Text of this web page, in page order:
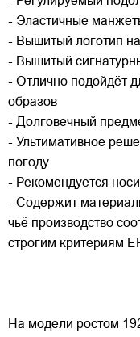
- Эластичные
- Вышитый логотип на
- Вышитый
- Отлично подойдёт
образов
- Долговечный
- Ультимативное
погоду
- Рекомендуется
- Содержит
чьё производство
строгим критериям
На модели ростом